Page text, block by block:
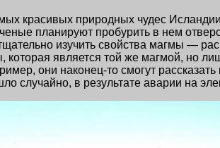
красивых природных чудес
планируют пробурить в нем
изучить свойства магмы —
которая является той же магмой, но
они наконец-то смогут
случайно, в результате аварии на